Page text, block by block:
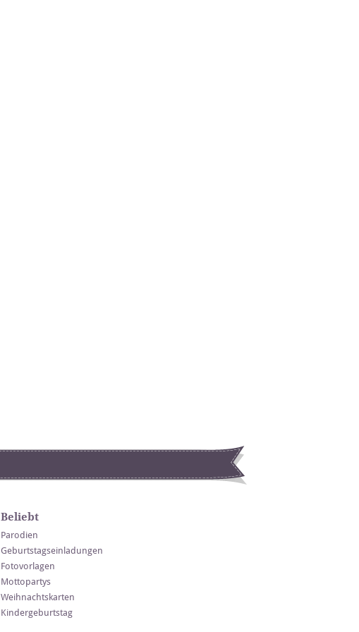
Beliebt
Parodien
Geburtstagseinladungen
Fotovorlagen
Mottopartys
Weihnachtskarten
Kindergeburtstag